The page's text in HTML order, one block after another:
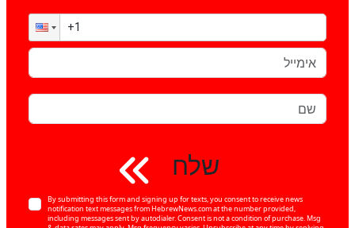
שלח
By submitting this form and signing up for texts, you consent to receive news
notification text messages from HebrewNews.com at the number provided,
including messages sent by autodialer. Consent is not a condition of purchase. Msg